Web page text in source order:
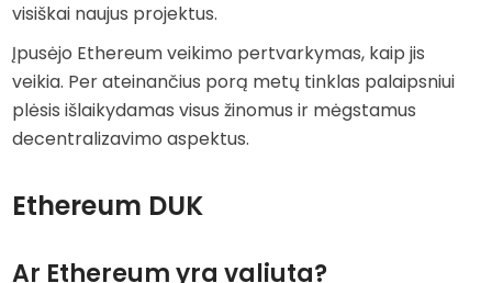
visiškai naujus projektus.
Įpusėjo Ethereum veikimo pertvarkymas, kaip jis
veikia. Per ateinančius porą metų tinklas palaipsniui
plėsis išlaikydamas visus žinomus ir mėgstamus
decentralizavimo aspektus.
Ethereum DUK
Ar Ethereum yra valiuta?